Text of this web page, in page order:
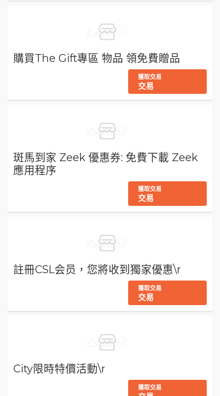
購買The Gift專區 物品 領免費贈品
獲取交易
交易
斑馬到家 Zeek 優惠券: 免費下載 Zeek
應用程序
獲取交易
交易
註冊CSL会员，您將收到獨家優惠\r
獲取交易
交易
City限時特價活動\r
獲取交易